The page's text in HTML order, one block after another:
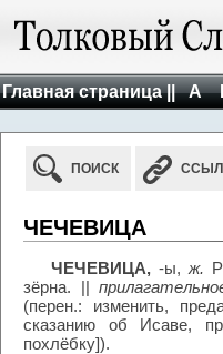
Главная страница || А
ПОИСК
ЧЕЧЕВИЦА
ЧЕЧЕВИЦА, -ы,ж.
зёрна. ||
(перен.: изменить,
сказанию об Исаве,
похлёбку]).